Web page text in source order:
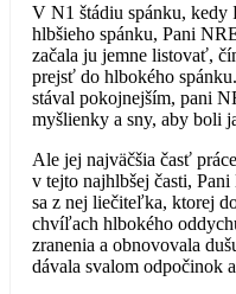
V N1 štádiu spánku, kedy
hlbšieho spánku, Pani
začala ju jemne listovať,
prejsť do hlbokého
stával pokojnejším, pani
myšlienky a sny, aby boli
Ale jej najväčšia časť
v tejto najhlbšej časti,
sa z nej liečiteľka, ktorej
chvíľach hlbokého
zranenia a obnovovala
dávala svalom odpočinok